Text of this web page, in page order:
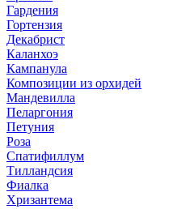
Гардения
Гортензия
Декабрист
Каланхоэ
Кампанула
Композиции из орхидей
Мандевилла
Пеларгония
Петуния
Роза
Спатифиллум
Тилландсия
Фиалка
Хризантема